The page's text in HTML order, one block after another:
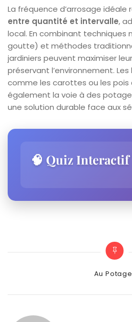
La fréquence d’arrosage idéale
entre quantité et intervalle,
local. En combinant
goutte) et méthodes
jardiniers peuvent maximiser
préservant l’environnement.
comme les carottes ou les pois
également la voie à des
une solution durable face aux
🧠 Quiz Interactif
Categories
Au